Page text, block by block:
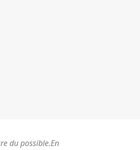
du possible.En